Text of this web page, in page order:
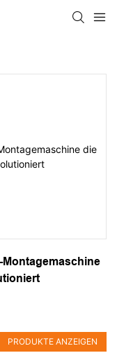
PRODUKTE ANZEIGEN